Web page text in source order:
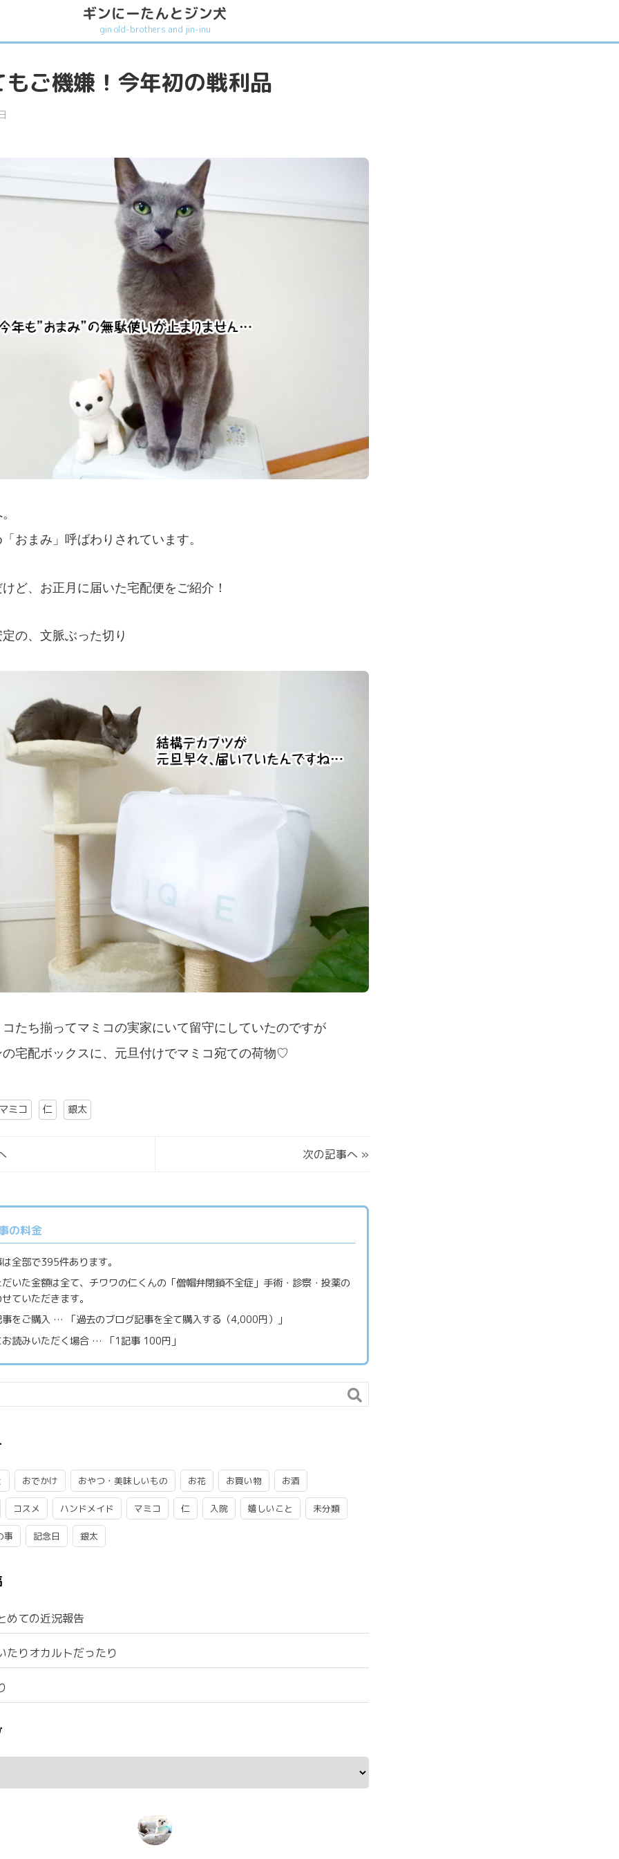
ギンにーたんとジン犬
gin old-brothers and jin-inu
ご機嫌！今年初の戦利品
おまみ」呼ばわりされています。
ど、お正月に届いた宅配便をご紹介！
の、文脈ぶった切り
たち揃ってマミコの実家にいて留守にしていたのですが
宅配ボックスに、元旦付けでマミコ宛ての荷物♡
ミコ 仁 銀太
次の記事へ »
の料金
全部で395件あります。
いた金額は全て、チワワの仁くんの「僧帽弁閉鎖不全症」手術・診察・投薬の
ていただきます。
をご購入 … 「過去のブログ記事を全て購入する（4,000円）」
読みいただく場合 … 「1記事 100円」
おでかけ おやつ・美味しいもの お花 お買い物 お酒
コスメ ハンドメイド マミコ 仁 入院 嬉しいこと 未分類
事 記念日 銀太
めての近況報告
たりオカルトだったり